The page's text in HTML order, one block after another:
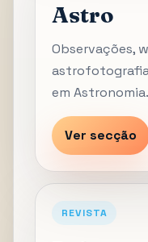
Astro
Observações,
em Astronomia.
Ver secção
REVISTA